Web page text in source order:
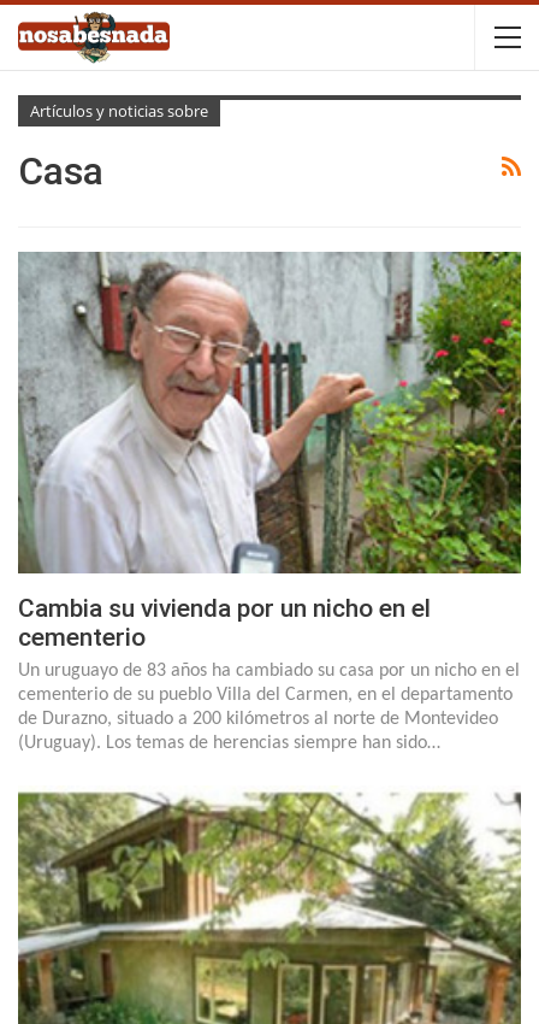
Artículos y noticias sobre
Casa
Cambia su vivienda por un nicho en el
cementerio
Un uruguayo de 83 años ha cambiado su casa por un nicho en el
cementerio de su pueblo Villa del Carmen, en el departamento
de Durazno, situado a 200 kilómetros al norte de Montevideo
(Uruguay). Los temas de herencias siempre han sido…